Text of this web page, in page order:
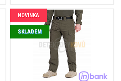
NOVINKA
SKLADEM